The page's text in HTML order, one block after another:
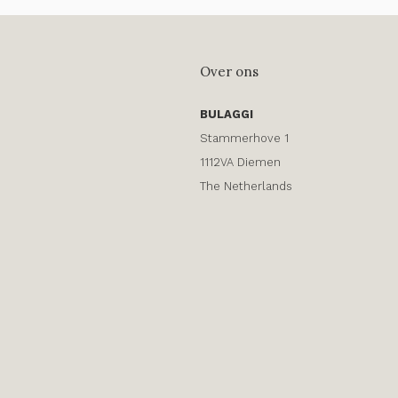
Over ons
BULAGGI
Stammerhove 1
1112VA Diemen
The Netherlands